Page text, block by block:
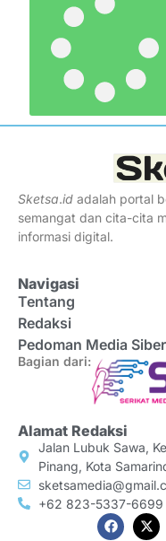
Sketsa.id adalah portal
semangat dan cita-cita
informasi digital.
Navigasi
Tentang
Redaksi
Pedoman Media Siber
Bagian dari:
Alamat Redaksi
Jalan Lubuk Sawa,
Pinang, Kota
+62 823-5337-6699